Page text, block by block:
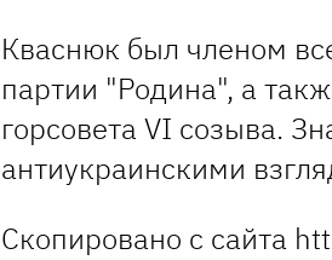
Кваснюк был членом
партии "Родина", а
горсовета VI созыва.
антиукраинскими
Скопировано с сайта